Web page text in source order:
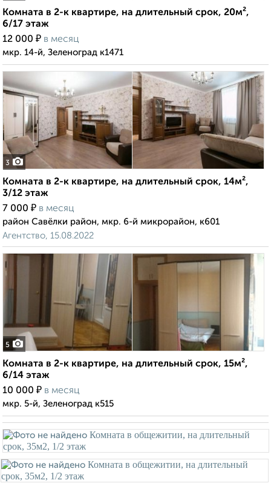
Комната в 2-к квартире, на длительный срок, 20м²,
6/17 этаж
12 000 ₽ в месяц
мкр. 14-й, Зеленоград к1471
3
Комната в 2-к квартире, на длительный срок, 14м²,
3/12 этаж
7 000 ₽ в месяц
район Савёлки район, мкр. 6-й микрорайон, к601
Агентство, 15.08.2022
5
Комната в 2-к квартире, на длительный срок, 15м²,
6/14 этаж
10 000 ₽ в месяц
мкр. 5-й, Зеленоград к515